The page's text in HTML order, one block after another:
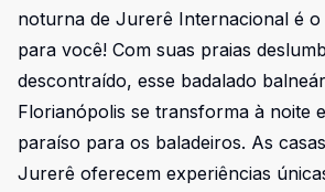
noturna de Jurerê Internacional é
para você! Com suas praias
descontraído, esse badalado
Florianópolis se transforma à noite
paraíso para os baladeiros. As
Jurerê oferecem experiências